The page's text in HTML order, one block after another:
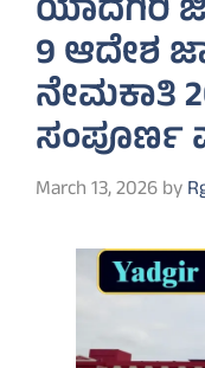
ಯಾದಗಿರಿ
9 ಆದೇಶ
ನೇಮಕಾತಿ
ಸಂಪೂರ್ಣ
March 13, 2026by